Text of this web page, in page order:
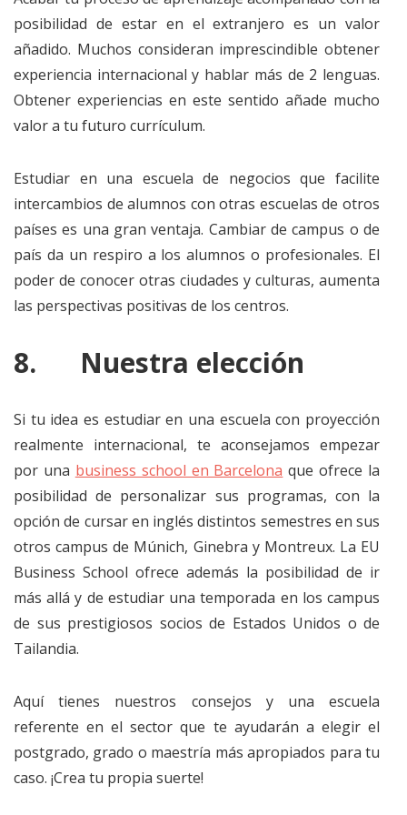
posibilidad de estar en el extranjero es un valor
añadido. Muchos consideran imprescindible obtener
experiencia internacional y hablar más de 2 lenguas.
Obtener experiencias en este sentido añade mucho
valor a tu futuro currículum.
Estudiar en una escuela de negocios que facilite
intercambios de alumnos con otras escuelas de otros
países es una gran ventaja. Cambiar de campus o de
país da un respiro a los alumnos o profesionales. El
poder de conocer otras ciudades y culturas, aumenta
las perspectivas positivas de los centros.
8. Nuestra elección
Si tu idea es estudiar en una escuela con proyección
realmente internacional, te aconsejamos empezar
por una business school en Barcelona que ofrece la
posibilidad de personalizar sus programas, con la
opción de cursar en inglés distintos semestres en sus
otros campus de Múnich, Ginebra y Montreux. La EU
Business School ofrece además la posibilidad de ir
más allá y de estudiar una temporada en los campus
de sus prestigiosos socios de Estados Unidos o de
Tailandia.
Aquí tienes nuestros consejos y una escuela
referente en el sector que te ayudarán a elegir el
postgrado, grado o maestría más apropiados para tu
caso. ¡Crea tu propia suerte!